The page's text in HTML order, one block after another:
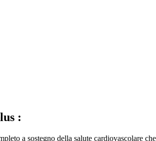
:
a sostegno della salute cardiovascolare